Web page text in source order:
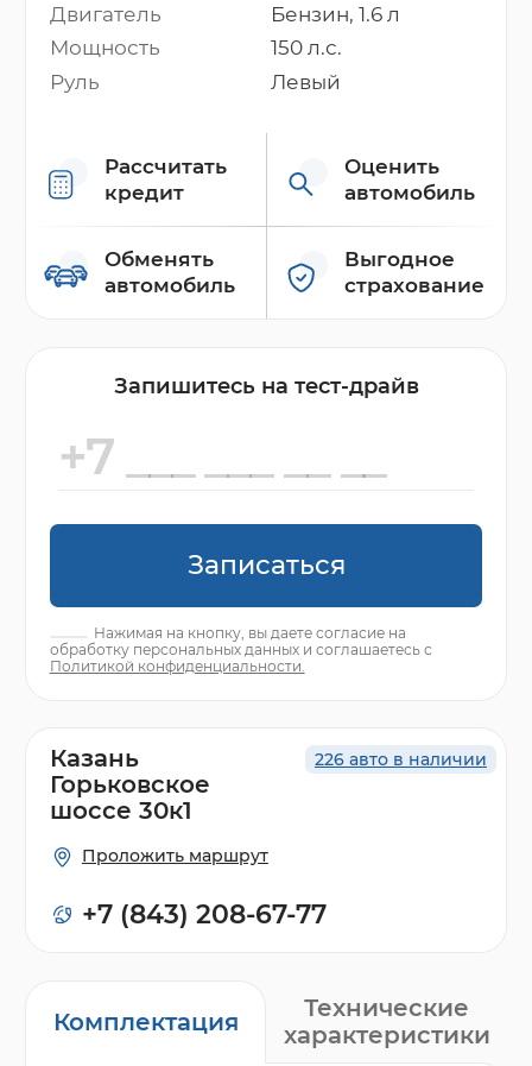
Двигатель
Бензин, 1.6 л
Мощность
150 л.с.
Руль
Левый
Рассчитать
кредит
Оценить
автомобиль
Обменять
автомобиль
Выгодное
страхование
Запишитесь на тест-драйв
Записаться
Нажимая на кнопку, вы даете согласие на
обработку персональных данных и соглашаетесь с
Политикой конфиденциальности.
Комплектация
Технические
характеристики
226 авто в наличии
Казань
Горьковское
шоссе 30к1
Проложить маршрут
+7 (843) 208-67-77